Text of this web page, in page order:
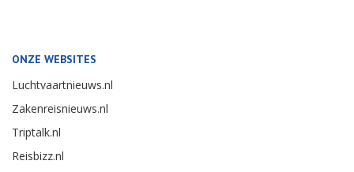
ONZE WEBSITES
Luchtvaartnieuws.nl
Zakenreisnieuws.nl
Triptalk.nl
Reisbizz.nl